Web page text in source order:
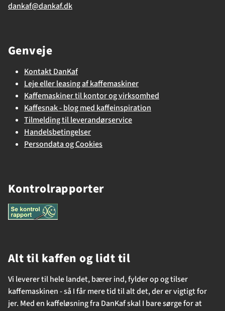
dankaf@dankaf.dk
Genveje
Kontakt DanKaf
Leje eller leasing af kaffemaskiner
Kaffemaskiner til kontor og virksomhed
Kaffesnak - blog med kaffeinspiration
Tilmelding til leverandørservice
Handelsbetingelser
Persondata og Cookies
Kontrolrapporter
Alt til kaffen og lidt til
Vi leverer til hele landet, bærer ind, fylder op og tilser
kaffemaskinen - så I får mere tid til alt det, der er vigtigt for
jer. Med en kaffeløsning fra DanKaf skal I bare sørge for at